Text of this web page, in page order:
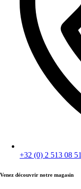
+32 (0) 2 513 08 51
Venez découvrir notre magasin